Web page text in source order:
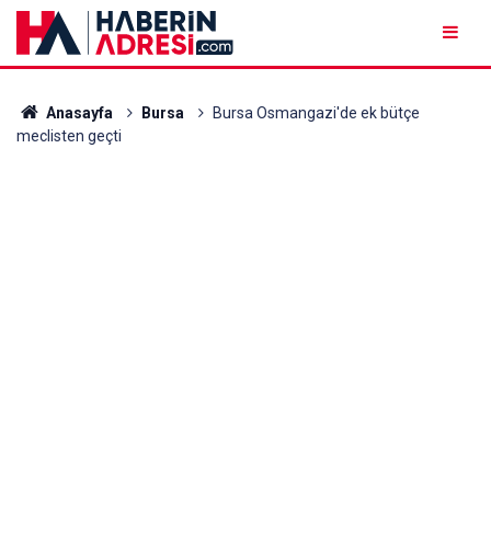
Anasayfa Bursa
Bursa Osmangazi'de ek bütçe
meclisten geçti